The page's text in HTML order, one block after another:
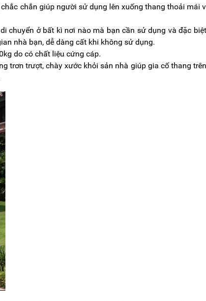
chắn giúp người sử dụng lên xuống thang thoải mái
chuyển ở bất kì nơi nào mà bạn cần sử dụng và đặc
nhà bạn, dễ dàng cất khi không sử dụng.
do có chất liệu cứng cáp.
trơn trượt, chày xước khỏi sản nhà giúp gia cố thang